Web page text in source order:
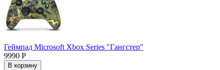
Геймпад Microsoft Xbox Series "Гангстер"
9990 Р
В корзину